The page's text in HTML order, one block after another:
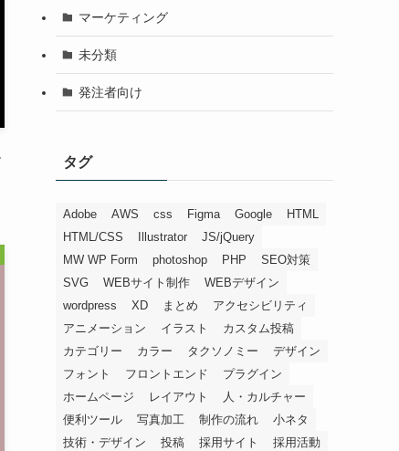
マーケティング
未分類
発注者向け
タグ
Adobe AWS css Figma Google
HTML
HTML/CSS
Illustrator
JS/jQuery
MW WP Form
photoshop PHP
SEO対策
SVG
WEBサイト制作
WEBデザイン
wordpress
XD まとめ
アクセシビリティ
アニメーション
イラスト
カスタム投稿
カテゴリー
カラー タクソノミー
デザイン
フォント
フロントエンド
プラグイン
ホームページ
レイアウト
人・カルチャー
便利ツール
写真加工 制作の流れ
小ネタ
技術・デザイン
投稿 採用サイト
採用活動